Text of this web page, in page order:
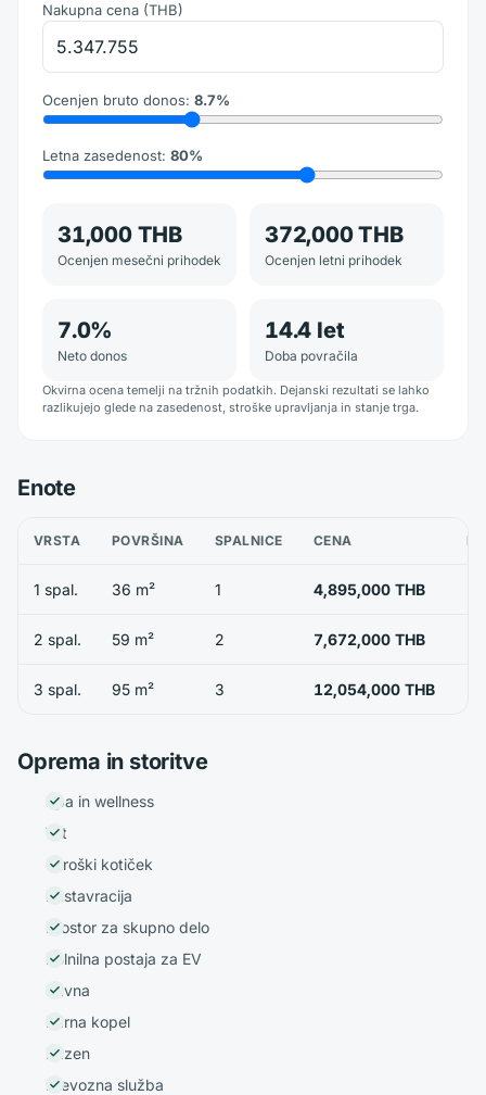
Nakupna cena (THB)
Ocenjen bruto donos: 8.7%
Letna zasedenost: 80%
31,000 THB
Ocenjen mesečni prihodek
372,000 THB
Ocenjen letni prihodek
7.0%
Neto donos
14.4 let
Doba povračila
Okvirna ocena temelji na tržnih podatkih. Dejanski rezultati se lahko
razlikujejo glede na zasedenost, stroške upravljanja in stanje trga.
Enote
VRSTA POVRŠINA SPALNICE CENA
1 spal. 36 m² 1 4,895,000 THB
2 spal. 59 m² 2 7,672,000 THB
3 spal. 95 m² 3 12,054,000 THB
Oprema in storitve
Spa in wellness
Vrt
Otroški kotiček
Restavracija
Prostor za skupno delo
Polnilna postaja za EV
Savna
Parna kopel
Bazen
Prevozna služba